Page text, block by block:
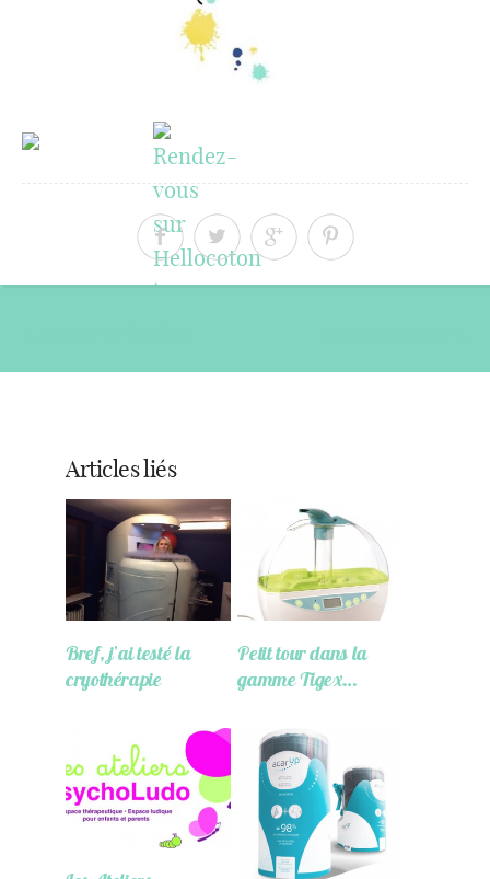
Articles liés
Bref, j’ai testé la
cryothérapie
Petit tour dans la
gamme Tigex…